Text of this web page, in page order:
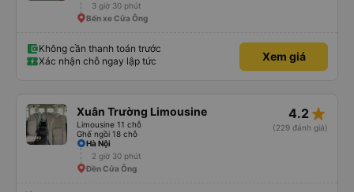
3 giờ 30 phút
Bến xe Cửa Ông
Không cần thanh toán trước
Xác nhận chỗ ngay lập tức
Xem giá
Xuân Trường Limousine
Limousine 11 chỗ
Ghế ngồi 18 chỗ
4.2 star_rate
(229 đánh giá)
Hà Nội
2 giờ 30 phút
Ðền Cửa Ông